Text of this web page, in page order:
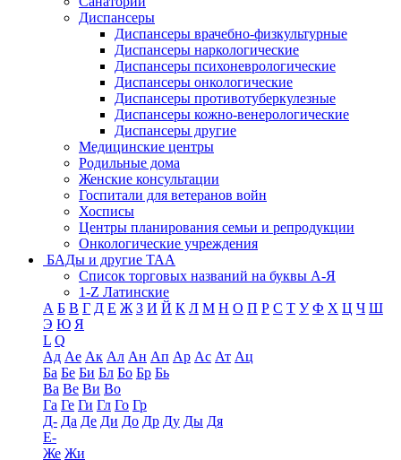
Диспансеры
Диспансеры врачебно-физкультурные
Диспансеры наркологические
Диспансеры психоневрологические
Диспансеры онкологические
Диспансеры противотуберкулезные
Диспансеры кожно-венерологические
Диспансеры другие
Медицинские центры
Родильные дома
Женские консультации
Госпитали для ветеранов войн
Хосписы
Центры планирования семьи и репродукции
Онкологические учреждения
БАДы и другие ТАА
Список торговых названий на буквы А-Я
1-Z Латинские
А Б В Г Д Е Ж З И Й К Л М Н О П Р С Т У Ф Х Ц Ч Ш
Э Ю Я
L Q
Ад Ае Ак Ал Ан Ап Ар Ас Ат Ац
Ба Бе Би Бл Бо Бр Бь
Ва Ве Ви Во
Га Ге Ги Гл Го Гр
Д- Да Де Ди До Др Ду Ды Дя
Е-
Же Жи